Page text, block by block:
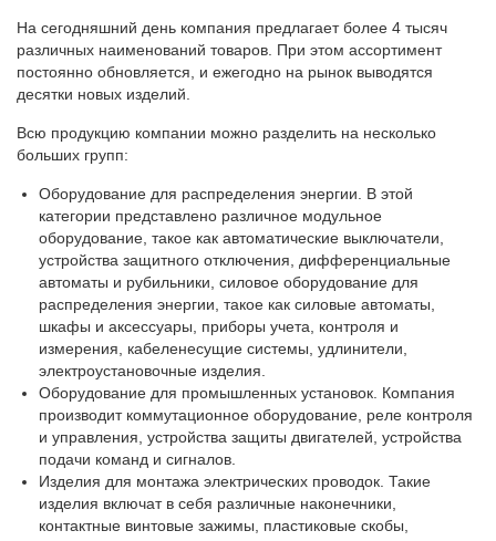
На сегодняшний день компания предлагает более 4 тысяч
различных наименований товаров. При этом ассортимент
постоянно обновляется, и ежегодно на рынок выводятся
десятки новых изделий.
Всю продукцию компании можно разделить на несколько
больших групп:
Оборудование для распределения энергии. В этой
категории представлено различное модульное
оборудование, такое как автоматические выключатели,
устройства защитного отключения, дифференциальные
автоматы и рубильники, силовое оборудование для
распределения энергии, такое как силовые автоматы,
шкафы и аксессуары, приборы учета, контроля и
измерения, кабеленесущие системы, удлинители,
электроустановочные изделия.
Оборудование для промышленных установок. Компания
производит коммутационное оборудование, реле контроля
и управления, устройства защиты двигателей, устройства
подачи команд и сигналов.
Изделия для монтажа электрических проводок. Такие
изделия включат в себя различные наконечники,
контактные винтовые зажимы, пластиковые скобы,